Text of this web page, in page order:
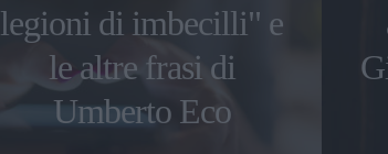
legioni di imbecilli" e
le altre frasi di
Umberto Eco